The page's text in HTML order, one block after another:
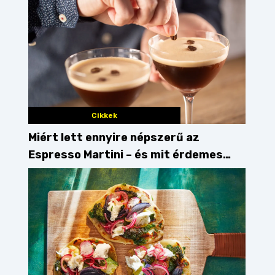
Cikkek
Miért lett ennyire népszerű az
Espresso Martini – és mit érdemes
enni mellé?